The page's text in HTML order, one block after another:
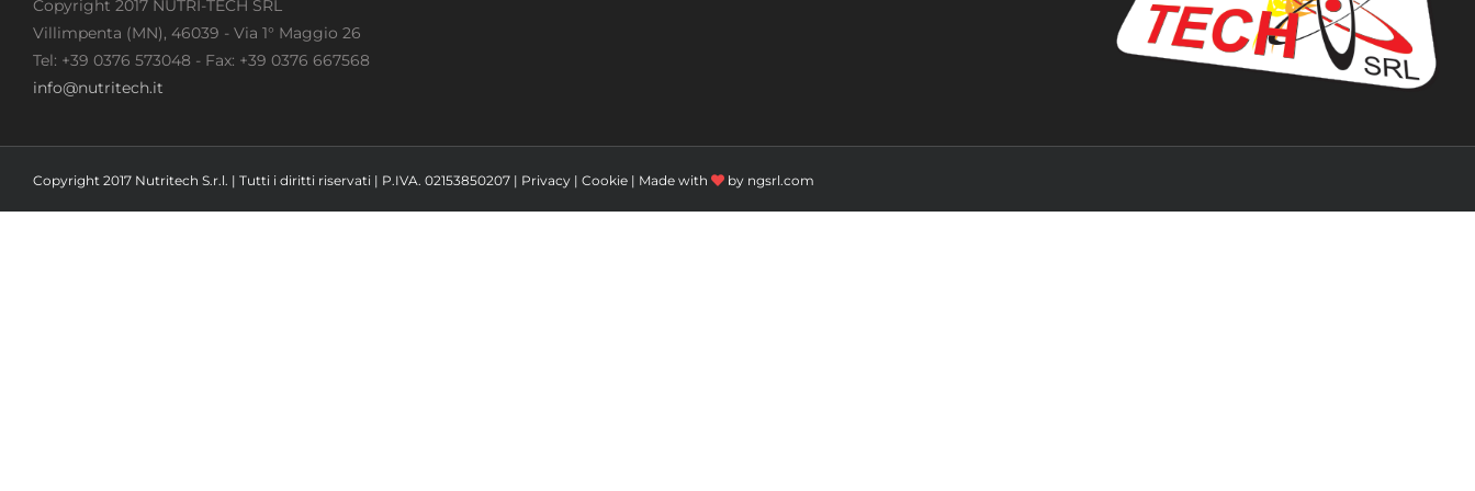
Copyright 2017 NUTRI-TECH SRL
Villimpenta (MN), 46039 - Via 1° Maggio 26
Tel: +39 0376 573048 - Fax: +39 0376 667568
info@nutritech.it
Copyright 2017 Nutritech S.r.l. | Tutti i diritti riservati | P.IVA. 02153850207 | Privacy | Cookie | Made with by ngsrl.com